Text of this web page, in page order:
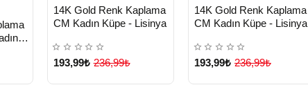
Yeni Ürün
TESLİMAT
Yeni Ürün
14K Gold Renk Kaplama
CM Kadın Küpe - Lisinya
193,99₺ 236,99₺
TESLİMAT
Yeni Ürün
14K Gold Renk Kaplama
CM Kadın Küpe - Lisinya
193,99₺ 236,99₺